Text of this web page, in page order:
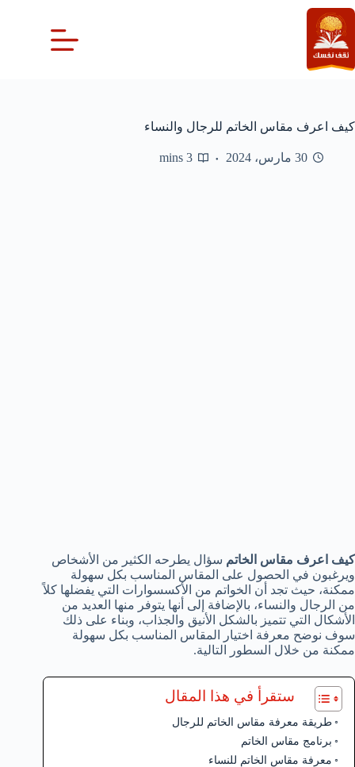
التجاوز
إلى
المحتوى
كيف اعرف مقاس الخاتم للرجال والنساء
30 مارس، 2024 3 mins
كيف اعرف مقاس الخاتم سؤال يطرحه الكثير من الأشخاص
ويرغبون في الحصول على المقاس المناسب بكل سهولة
ممكنة، حيث تجد أن الخواتم من الأكسسوارات التي يفضلها كلاً
من الرجال والنساء، بالإضافة إلى أنها يتوفر منها العديد من
الأشكال التي تتميز بالشكل الأنيق والجذاب، وبناء على ذلك
سوف نوضح معرفة اختيار المقاس المناسب بكل سهولة
ممكنة من خلال السطور التالية.
ستقرأ في هذا المقال
طريقة معرفة مقاس الخاتم للرجال
برنامج مقاس الخاتم
معرفة مقاس الخاتم للنساء